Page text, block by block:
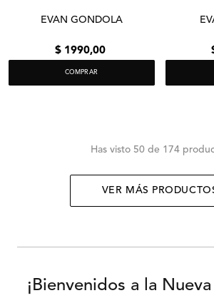
EVAN GONDOLA
$ 1990,00
COMPRAR
Has visto 50 de 174
VER MÁS
¡Bienvenidos a la